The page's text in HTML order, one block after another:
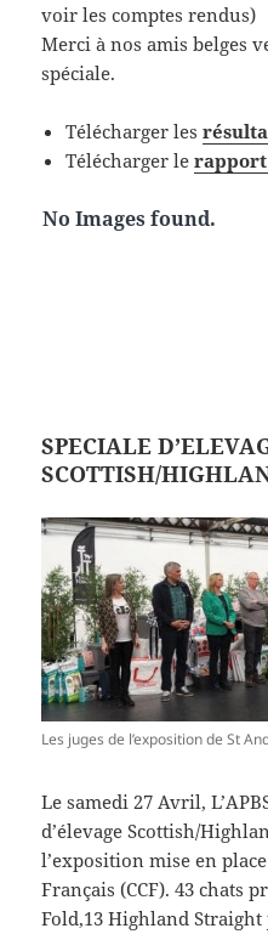
voir les comptes rendus)
Merci à nos amis belges
spéciale.
Télécharger les
Télécharger lerapport
No Images found.
SPECIALE
SCOTTISH/
Les juges de l’exposition de St
Le samedi 27 Avril,
d’élevage Scottish/
l’exposition mise en
Français (CCF). 43 chats
Fold,13 Highland Straight